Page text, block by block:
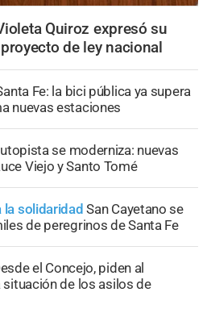
Quiroz expresó su
de ley nacional
Fe: la bici pública ya supera
nuevas estaciones
se moderniza: nuevas
Viejo y Santo Tomé
la solidaridad San Cayetano se
de peregrinos de Santa Fe
el Concejo, piden al
de los asilos de